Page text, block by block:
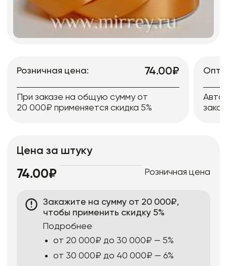
Розничная цена: 74.00₽
При заказе на общую сумму от
20 000₽ применяется скидка 5%
Цена за штуку
74.00₽ Розничная цена
Закажите на сумму от 20 000₽,
чтобы применить скидку 5%
Подробнее
от 20 000₽ до 30 000₽ — 5%
от 30 000₽ до 40 000₽ — 6%